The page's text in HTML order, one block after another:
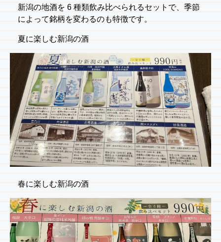
新潟の地酒を 6 種類飲み比べられるセットで、季節
によって銘柄を変わるのも特徴です。
夏に楽しむ新潟の酒
春に楽しむ新潟の酒